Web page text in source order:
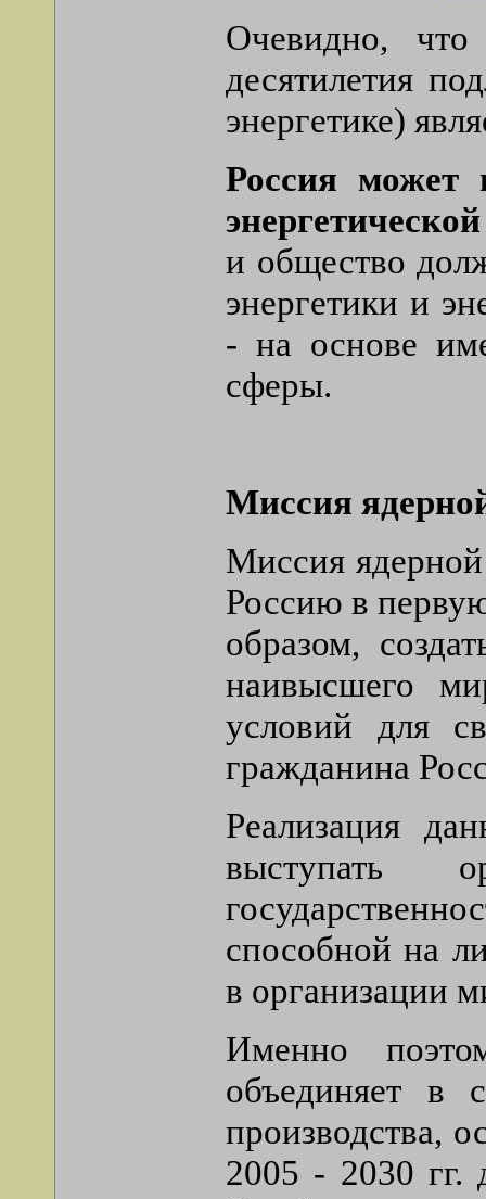
Очевидно,
десятилетия
энергетике)
Россия может
и общество
энергетики и
- на основе
сферы.
Миссия
Миссия
Россию в
образом,
наивысшего
условий для
гражданина
Реализация
выступать
способной на
в организации
Именно
объединяет в
производства,
2005 - 2030 гг.